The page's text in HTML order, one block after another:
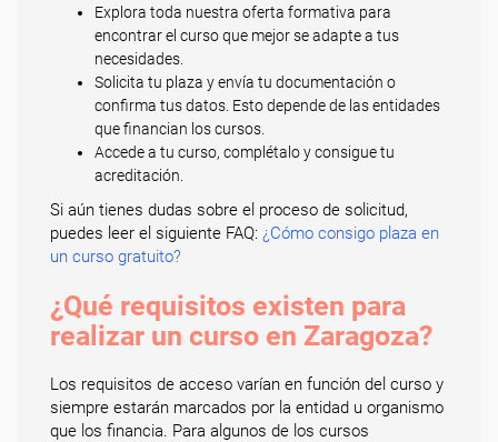
Explora toda nuestra oferta formativa para
encontrar el curso que mejor se adapte a tus
necesidades.
Solicita tu plaza y envía tu documentación o
confirma tus datos. Esto depende de las entidades
que financian los cursos.
Accede a tu curso, complétalo y consigue tu
acreditación.
Si aún tienes dudas sobre el proceso de solicitud,
puedes leer el siguiente FAQ: ¿Cómo consigo plaza en
un curso gratuito?
¿Qué requisitos existen para
realizar un curso en Zaragoza?
Los requisitos de acceso varían en función del curso y
siempre estarán marcados por la entidad u organismo
que los financia. Para algunos de los cursos